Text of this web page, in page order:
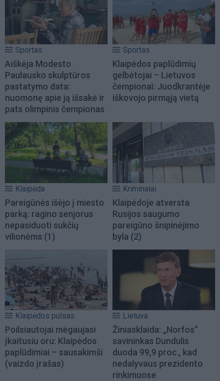
Sportas
Aiškėja Modesto
Paulausko skulptūros
pastatymo data:
nuomonę apie ją išsakė ir
pats olimpinis čempionas
Sportas
Klaipėdos paplūdimių
gelbėtojai – Lietuvos
čempionai: Juodkrantėje
iškovojo pirmąją vietą
Klaipėda
Pareigūnės išėjo į miesto
parką: ragino senjorus
nepasiduoti sukčių
vilionėms (1)
Kriminalai
Klaipėdoje atversta
Rusijos saugumo
pareigūno šnipinėjimo
byla (2)
Klaipėdos pulsas
Poilsiautojai mėgaujasi
įkaitusiu oru: Klaipėdos
paplūdimiai – sausakimši
(vaizdo įrašas)
Lietuva
Žiniasklaida: „Norfos“
savininkas Dundulis
duoda 99,9 proc., kad
nedalyvaus prezidento
rinkimuose